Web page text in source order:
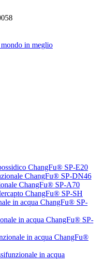
in meglio
ChangFu® SP-E20
ChangFu® SP-DN46
ChangFu® SP-A70
ChangFu® SP-SH
in acqua ChangFu® SP-
in acqua ChangFu® SP-
in acqua ChangFu®
in acqua